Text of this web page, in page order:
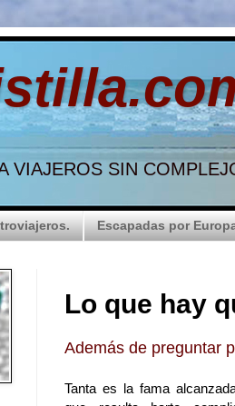
VIAJEROS SIN
Escapadas por
Lo que hay
Además de preguntar
Tanta es la fama